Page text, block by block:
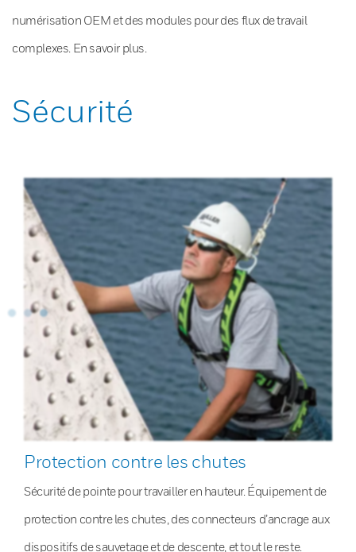
numérisation OEM et des modules pour des flux de travail
complexes. En savoir plus.
Sécurité
Protection contre les chutes
Sécurité de pointe pour travailler en hauteur. Équipement de
protection contre les chutes, des connecteurs d’ancrage aux
dispositifs de sauvetage et de descente, et tout le reste.